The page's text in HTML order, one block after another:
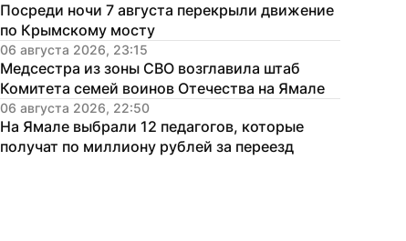
Посреди ночи 7 августа перекрыли движение
по Крымскому мосту
06 августа 2026, 23:15
Медсестра из зоны СВО возглавила штаб
Комитета семей воинов Отечества на Ямале
06 августа 2026, 22:50
На Ямале выбрали 12 педагогов, которые
получат по миллиону рублей за переезд